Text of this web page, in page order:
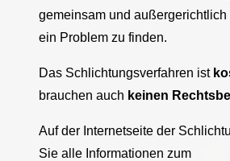
gemeinsam und
ein Problem zu finden.
Das Schlichtungsverfahren ist
brauchen auch keinen
Auf der Internetseite der
Sie alle Informationen zum